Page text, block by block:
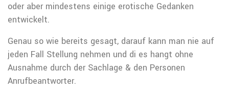
oder aber mindestens einige erotische Gedanken
entwickelt.
Genau so wie bereits gesagt, darauf kann man nie auf
jeden Fall Stellung nehmen und di es hangt ohne
Ausnahme durch der Sachlage & den Personen
Anrufbeantworter.